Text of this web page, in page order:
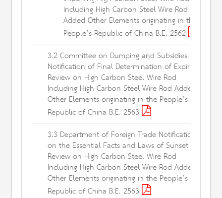
Including High Carbon Steel Wire Rod
Added Other Elements originating in the
People’s Republic of China B.E. 2562
3.2 Committee on Dumping and Subsidies
Notification of Final Determination of Expiry
Review on High Carbon Steel Wire Rod
Including High Carbon Steel Wire Rod Added
Other Elements originating in the People’s
Republic of China B.E. 2563
3.3 Department of Foreign Trade Notification
on the Essential Facts and Laws of Sunset
Review on High Carbon Steel Wire Rod
Including High Carbon Steel Wire Rod Added
Other Elements originating in the People’s
Republic of China B.E. 2563